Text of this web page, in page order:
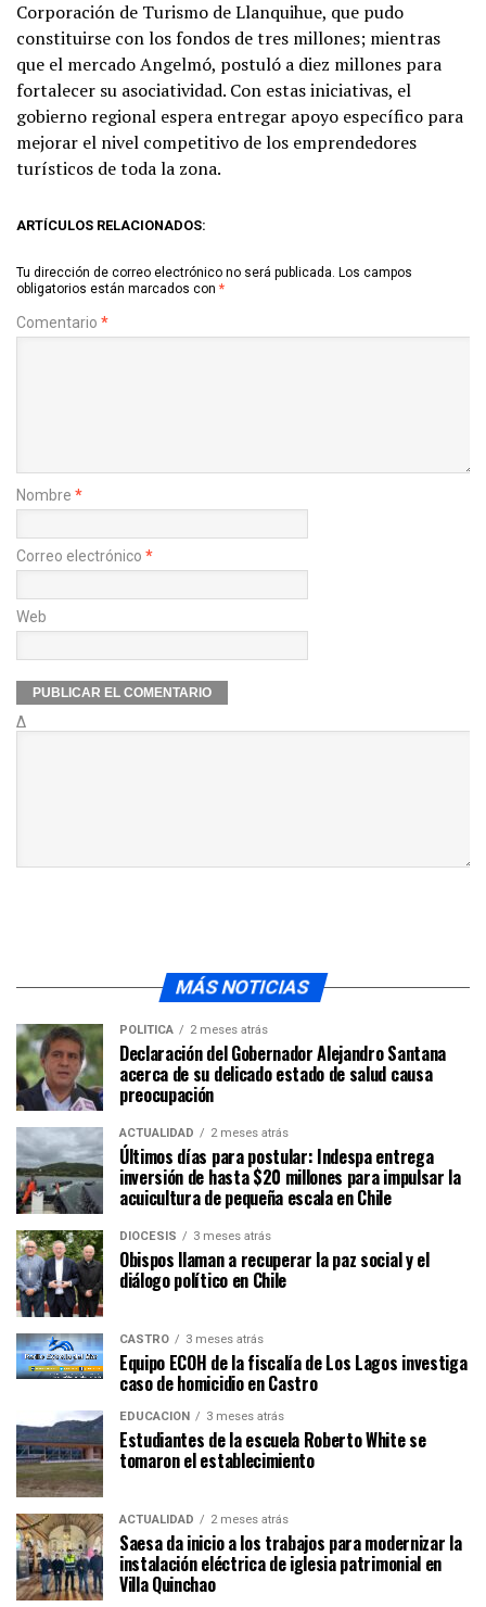
Corporación de Turismo de Llanquihue, que pudo
constituirse con los fondos de tres millones; mientras
que el mercado Angelmó, postuló a diez millones para
fortalecer su asociatividad. Con estas iniciativas, el
gobierno regional espera entregar apoyo específico para
mejorar el nivel competitivo de los emprendedores
turísticos de toda la zona.
ARTÍCULOS RELACIONADOS:
Tu dirección de correo electrónico no será publicada. Los campos
obligatorios están marcados con *
Comentario *
Nombre *
Correo electrónico *
Web
Δ
MÁS NOTICIAS
POLÍTICA 2 meses atrás
Declaración del Gobernador Alejandro Santana
acerca de su delicado estado de salud causa
preocupación
ACTUALIDAD 2 meses atrás
Últimos días para postular: Indespa entrega
inversión de hasta $20 millones para impulsar la
acuicultura de pequeña escala en Chile
DIÓCESIS 3 meses atrás
Obispos llaman a recuperar la paz social y el
diálogo político en Chile
CASTRO 3 meses atrás
Equipo ECOH de la fiscalía de Los Lagos investiga
caso de homicidio en Castro
EDUCACIÓN 3 meses atrás
Estudiantes de la escuela Roberto White se
tomaron el establecimiento
ACTUALIDAD 2 meses atrás
Saesa da inicio a los trabajos para modernizar la
instalación eléctrica de iglesia patrimonial en
Villa Quinchao